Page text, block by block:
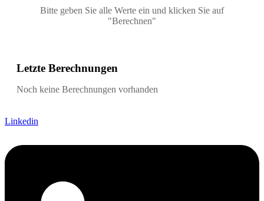
Bitte geben Sie alle Werte ein und klicken Sie auf
"Berechnen"
Letzte Berechnungen
Noch keine Berechnungen vorhanden
Linkedin